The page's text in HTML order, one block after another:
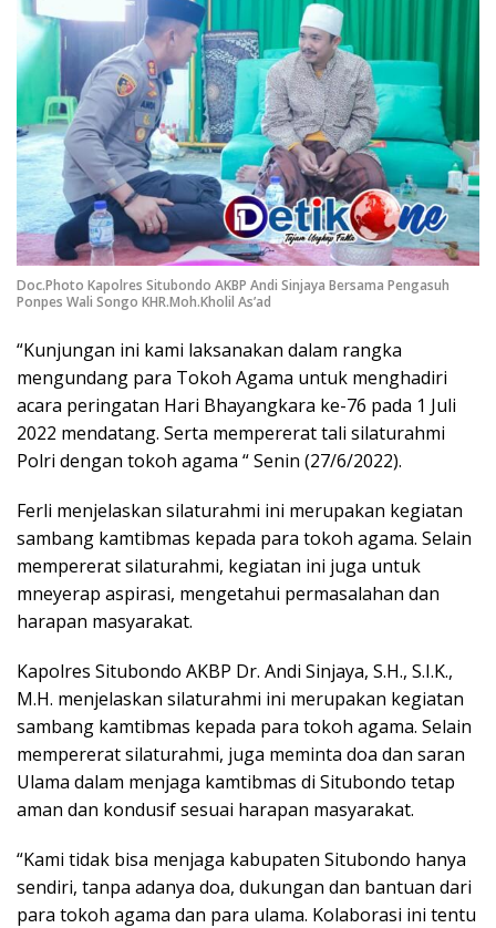
Doc.Photo Kapolres Situbondo AKBP Andi Sinjaya Bersama Pengasuh
Ponpes Wali Songo KHR.Moh.Kholil As’ad
“Kunjungan ini kami laksanakan dalam rangka
mengundang para Tokoh Agama untuk menghadiri
acara peringatan Hari Bhayangkara ke-76 pada 1 Juli
2022 mendatang. Serta mempererat tali silaturahmi
Polri dengan tokoh agama “ Senin (27/6/2022).
Ferli menjelaskan silaturahmi ini merupakan kegiatan
sambang kamtibmas kepada para tokoh agama. Selain
mempererat silaturahmi, kegiatan ini juga untuk
mneyerap aspirasi, mengetahui permasalahan dan
harapan masyarakat.
Kapolres Situbondo AKBP Dr. Andi Sinjaya, S.H., S.I.K.,
M.H. menjelaskan silaturahmi ini merupakan kegiatan
sambang kamtibmas kepada para tokoh agama. Selain
mempererat silaturahmi, juga meminta doa dan saran
Ulama dalam menjaga kamtibmas di Situbondo tetap
aman dan kondusif sesuai harapan masyarakat.
“Kami tidak bisa menjaga kabupaten Situbondo hanya
sendiri, tanpa adanya doa, dukungan dan bantuan dari
para tokoh agama dan para ulama. Kolaborasi ini tentu